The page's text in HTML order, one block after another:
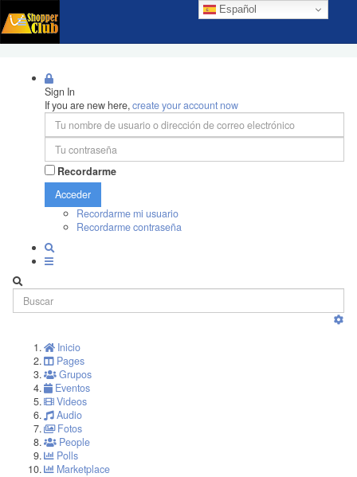
Español
Sign In
If you are new here,create your account now
Recordarme
Acceder
Recordarme mi usuario
Recordarme contraseña
Inicio
Pages
Grupos
Eventos
Videos
Audio
Fotos
People
Polls
Marketplace